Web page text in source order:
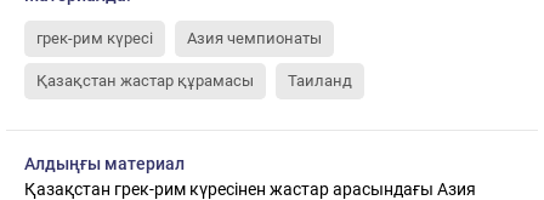
грек-рим күресі Азия чемпионаты
Қазақстан жастар құрамасы Таиланд
Алдыңғы материал
Қазақстан грек-рим күресінен жастар арасындағы Азия